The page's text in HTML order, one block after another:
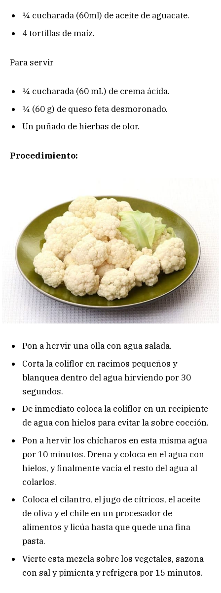
¼ cucharada (60ml) de aceite de aguacate.
4 tortillas de maíz.
Para servir
¼ cucharada (60 mL) de crema ácida.
¼ (60 g) de queso feta desmoronado.
Un puñado de hierbas de olor.
Procedimiento:
Pon a hervir una olla con agua salada.
Corta la coliflor en racimos pequeños y
blanquea dentro del agua hirviendo por 30
segundos.
De inmediato coloca la coliflor en un recipiente
de agua con hielos para evitar la sobre cocción.
Pon a hervir los chícharos en esta misma agua
por 10 minutos. Drena y coloca en el agua con
hielos, y finalmente vacía el resto del agua al
colarlos.
Coloca el cilantro, el jugo de cítricos, el aceite
de oliva y el chile en un procesador de
alimentos y licúa hasta que quede una fina
pasta.
Vierte esta mezcla sobre los vegetales, sazona
con sal y pimienta y refrigera por 15 minutos.